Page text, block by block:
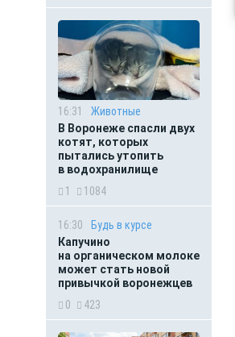
16:31
Животные
В Воронеже спасли двух
котят, которых
пытались утопить
в водохранилище
1
1084
16:30
Будь в курсе
Капучино
на органическом молоке
может стать новой
привычкой воронежцев
0
423